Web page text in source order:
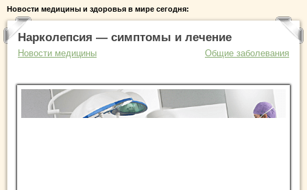
Новости медицины и здоровья в мире сегодня:
Нарколепсия — симптомы и лечение
Новости медицины Общие заболевания